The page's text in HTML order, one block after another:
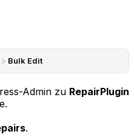
Bulk Edit
Admin zu RepairPlugin
.